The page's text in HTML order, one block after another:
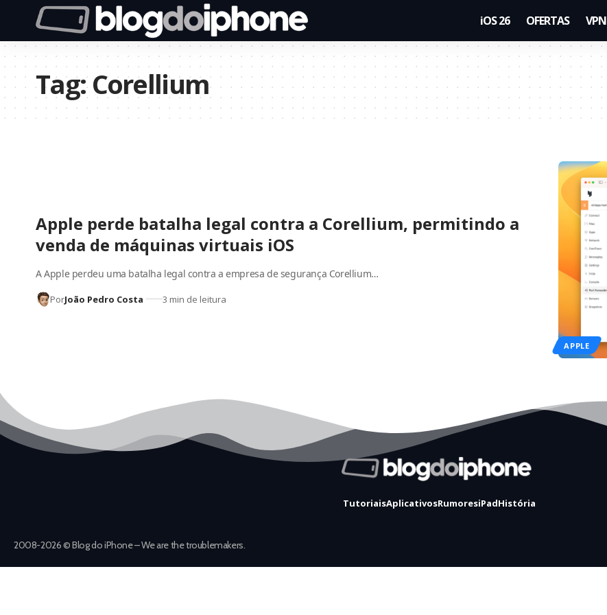
iOS 26 OFERTAS VPN
Tag:Corellium
APPLE
Apple perde batalha legal contra a Corellium, permitindo a
venda de máquinas virtuais iOS
A Apple perdeu uma batalha legal contra a empresa de segurança Corellium…
PorJoão Pedro Costa 3 min de leitura
TutoriaisAplicativosRumoresiPadHistória
2008-2026 © Blog do iPhone – We are the troublemakers.